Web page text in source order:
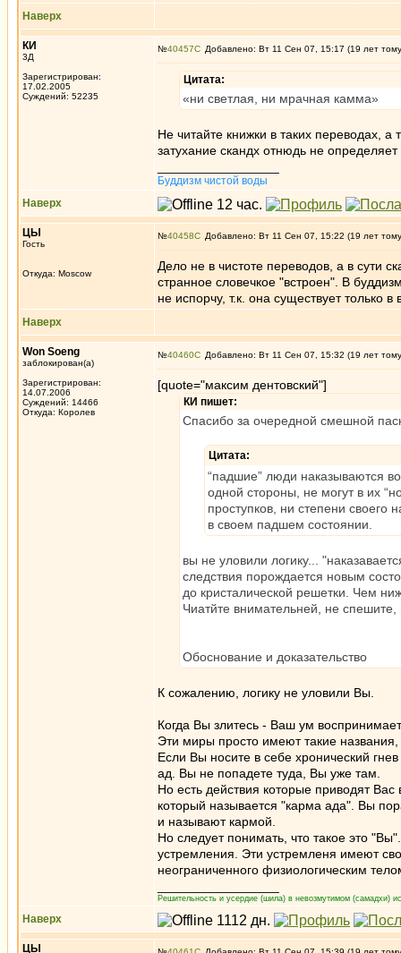
Наверх
КИ
3Д
Зарегистрирован:
17.02.2005
Суждений: 52235
№40457 Добавлено: Вт 11 Сен 07, 15:17 (19 лет
Цитата:
«ни светлая, ни мрачная камма»
Не читайте книжки в таких переводах,
затухание скандх отнюдь не
Буддизм чистой воды
Наверх
ЦЫ
Гость
Откуда: Moscow
№40458 Добавлено: Вт 11 Сен 07, 15:22 (19 лет
Дело не в чистоте переводов, а в сути
странное словечкое "встроен". В
не испорчу, т.к. она существует только
Наверх
Won Soeng
заблокирован(а)
Зарегистрирован:
14.07.2006
Суждений: 14466
Откуда: Королев
№40460 Добавлено: Вт 11 Сен 07, 15:32 (19 лет
[quote="максим дентовский"]
КИ пишет:
Спасибо за очередной смешной
Цитата:
“падшие” люди наказываются
одной стороны, не могут в их
проступков, ни степени
в своем падшем состоянии.
вы не уловили логику...
следствия порождается новым
до кристалической решетки. Чем
Чиатйте внимательней, не
Обоснование и доказательство
К сожалению, логику не уловили Вы.
Когда Вы злитесь - Ваш ум
Эти миры просто имеют такие
Если Вы носите в себе хронический
ад. Вы не попадете туда, Вы уже там.
Но есть действия которые приводят
который называется "карма ада". Вы
и называют кармой.
Но следует понимать, что такое это
устремления. Эти устремленя имеют
неограниченного физиологическим
Решительность и усердие (шила) в невозмутимом (самадхи)
Наверх
ЦЫ